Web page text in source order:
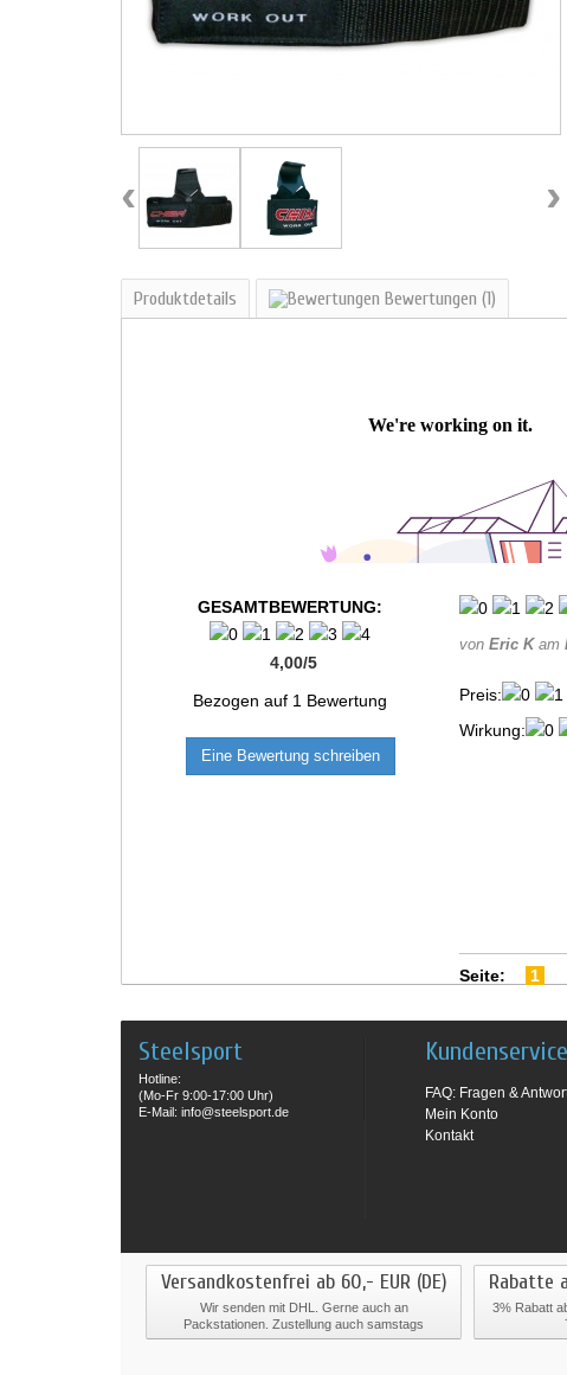
‹ ›
Produktdetails Bewertungen (1)
GESAMTBEWERTUNG:
4,00/5
Bezogen auf 1 Bewertung
Eine Bewertung schreiben
von Eric Kam
Preis:
Wirkung:
Seite: 1
Steelsport
Hotline:
(Mo-Fr 9:00-17:00 Uhr)
E-Mail: info@steelsport.de
Kundenservice
FAQ: Fragen &
Mein Konto
Kontakt
Versandkostenfrei ab 60,- EUR (DE)
Wir senden mit DHL. Gerne auch an
Packstationen. Zustellung auch samstags
Rabatte
3% Rabatt